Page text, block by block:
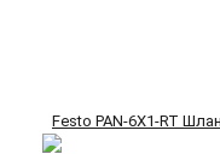
Festo PAN-6X1-RT